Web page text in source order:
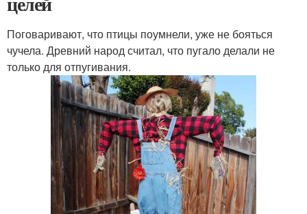
Поговаривают, что птицы поумнели, уже не бояться
чучела. Древний народ считал, что пугало делали не
только для отпугивания.